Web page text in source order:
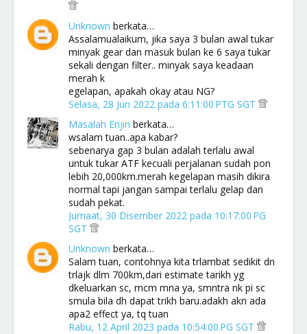
Unknown berkata…
Assalamualaikum, jika saya 3 bulan awal tukar
minyak gear dan masuk bulan ke 6 saya tukar
sekali dengan filter.. minyak saya keadaan
merah k
egelapan, apakah okay atau NG?
Selasa, 28 Jun 2022 pada 6:11:00 PTG SGT
Masalah Enjin berkata…
wsalam tuan..apa kabar?
sebenarya gap 3 bulan adalah terlalu awal
untuk tukar ATF kecuali perjalanan sudah pon
lebih 20,000km.merah kegelapan masih dikira
normal tapi jangan sampai terlalu gelap dan
sudah pekat.
Jumaat, 30 Disember 2022 pada 10:17:00 PG
SGT
Unknown berkata…
Salam tuan, contohnya kita trlambat sedikit dn
trlajk dlm 700km,dari estimate tarikh yg
dkeluarkan sc, mcm mna ya, smntra nk pi sc
smula bila dh dapat trikh baru.adakh akn ada
apa2 effect ya, tq tuan
Rabu, 12 April 2023 pada 10:54:00 PG SGT